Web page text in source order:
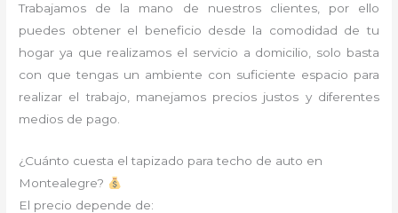
Trabajamos de la mano de nuestros clientes, por ello
puedes obtener el beneficio desde la comodidad de tu
hogar ya que realizamos el servicio a domicilio, solo basta
con que tengas un ambiente con suficiente espacio para
realizar el trabajo, manejamos precios justos y diferentes
medios de pago.
¿Cuánto cuesta el tapizado para techo de auto en
Montealegre?
El precio depende de: